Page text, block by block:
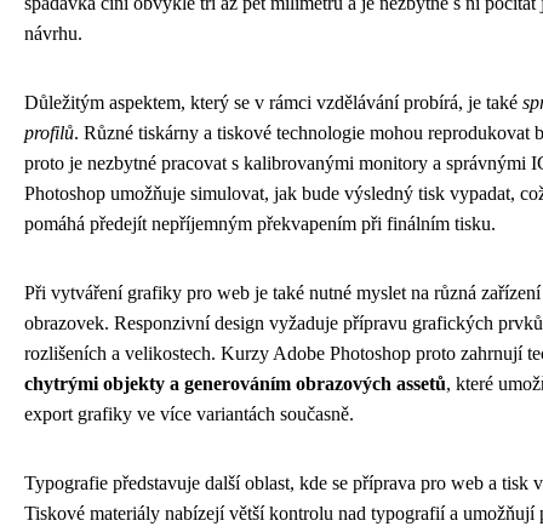
návrhu.
Důležitým aspektem, který se v rámci vzdělávání probírá, je také
profilů. Různé tiskárny a tiskové technologie mohou reprodukovat
proto je nezbytné pracovat s kalibrovanými monitory a správnými
Photoshop umožňuje simulovat, jak bude výsledný tisk vypadat,
pomáhá předejít nepříjemným překvapením při finálním tisku.
Při vytváření grafiky pro web je také nutné myslet na různá
obrazovek. Responzivní design vyžaduje přípravu grafických
rozlišeních a velikostech. Kurzy Adobe Photoshop proto zahrnují
chytrými objekty a generováním obrazových assetů, které
export grafiky ve více variantách současně.
Typografie představuje další oblast, kde se příprava pro web a tisk
Tiskové materiály nabízejí větší kontrolu nad typografií a umožňují